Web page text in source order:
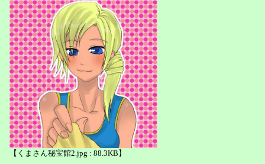
【くまさん秘宝館2.jpg : 88.3KB】